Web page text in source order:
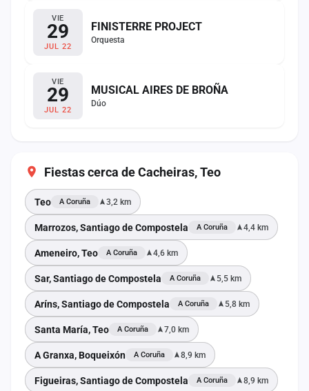
VIE
29
JUL 22
FINISTERRE PROJECT
Orquesta
VIE
29
JUL 22
MUSICAL AIRES DE BROÑA
Dúo
Fiestas cerca de Cacheiras, Teo
Teo A Coruña 3,2 km
Marrozos, Santiago de Compostela A Coruña 4,4 km
Ameneiro, Teo A Coruña 4,6 km
Sar, Santiago de Compostela A Coruña 5,5 km
Aríns, Santiago de Compostela A Coruña 5,8 km
Santa María, Teo A Coruña 7,0 km
A Granxa, Boqueixón A Coruña 8,9 km
Figueiras, Santiago de Compostela A Coruña 8,9 km